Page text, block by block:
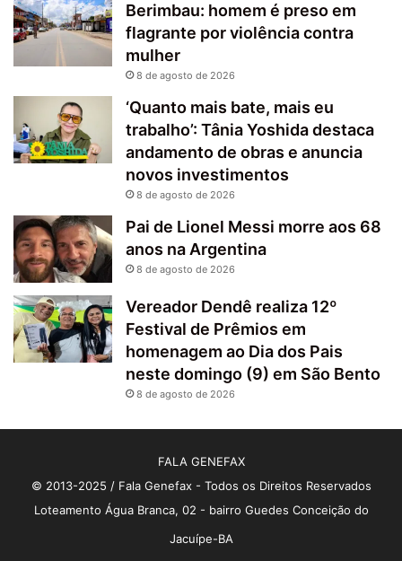
Berimbau: homem é preso em
flagrante por violência contra
mulher
8 de agosto de 2026
‘Quanto mais bate, mais eu
trabalho’: Tânia Yoshida destaca
andamento de obras e anuncia
novos investimentos
8 de agosto de 2026
Pai de Lionel Messi morre aos 68
anos na Argentina
8 de agosto de 2026
Vereador Dendê realiza 12º
Festival de Prêmios em
homenagem ao Dia dos Pais
neste domingo (9) em São Bento
8 de agosto de 2026
FALA GENEFAX
© 2013-2025 / Fala Genefax - Todos os Direitos Reservados
Loteamento Água Branca, 02 - bairro Guedes Conceição do
Jacuípe-BA